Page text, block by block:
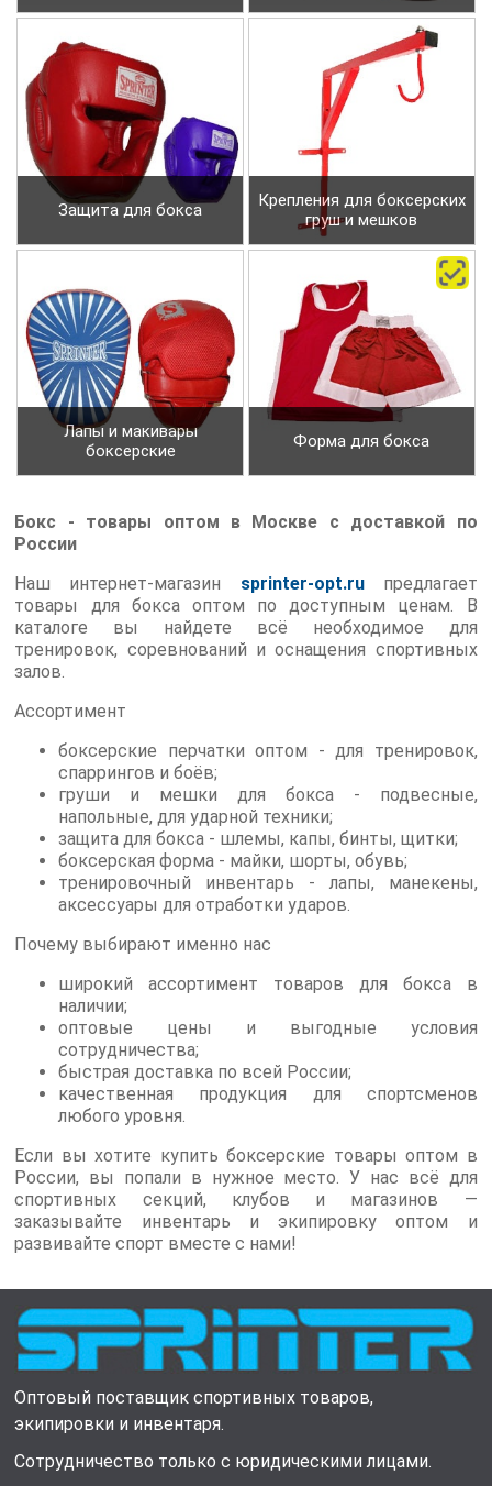
Защита для бокса
Крепления для боксерских
груш и мешков
Лапы и макивары
боксерские
Форма для бокса
Бокс - товары оптом в Москве с доставкой по
России
Наш интернет-магазин sprinter-opt.ruпредлагает
товары для бокса оптом по доступным ценам. В
каталоге вы найдете всё необходимое для
тренировок, соревнований и оснащения спортивных
залов.
Ассортимент
боксерские перчатки оптом - для тренировок,
спаррингов и боёв;
груши и мешки для бокса - подвесные,
напольные, для ударной техники;
защита для бокса - шлемы, капы, бинты, щитки;
боксерская форма - майки, шорты, обувь;
тренировочный инвентарь - лапы, манекены,
аксессуары для отработки ударов.
Почему выбирают именно нас
широкий ассортимент товаров для бокса в
наличии;
оптовые цены и выгодные условия
сотрудничества;
быстрая доставка по всей России;
качественная продукция для спортсменов
любого уровня.
Если вы хотите купить боксерские товары оптом в
России, вы попали в нужное место. У нас всё для
спортивных секций, клубов и магазинов —
заказывайте инвентарь и экипировку оптом и
развивайте спорт вместе с нами!
Оптовый поставщик спортивных товаров,
экипировки и инвентаря.
Сотрудничество только с юридическими лицами.